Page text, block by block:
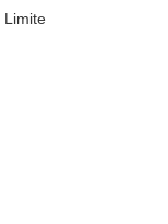
Limite